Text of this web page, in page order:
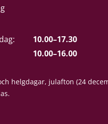
10.00–17.30
10.00–16.00
helgdagar, julafton (24